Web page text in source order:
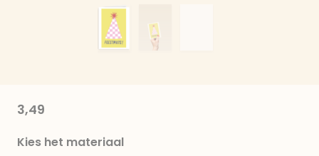
3,49
Kies het materiaal